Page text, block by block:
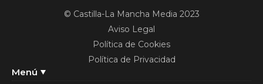
Menú
© Castilla-La Mancha Media 2023
Aviso Legal
Política de Cookies
Política de Privacidad